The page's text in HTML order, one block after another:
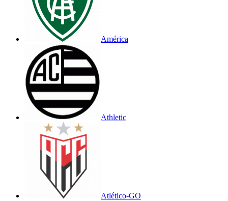
América
Athletic
Atlético-GO